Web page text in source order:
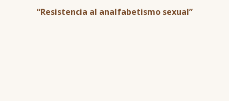
“Resistencia al analfabetismo sexual”